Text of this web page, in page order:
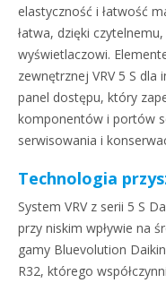
elastyczność i łatwość
łatwa, dzięki
wyświetlaczowi.
zewnętrznej VRV 5 S
panel dostępu, który
komponentów i portów
serwisowania i
Technologia
System VRV z serii 5 S
przy niskim wpływie na
gamy Bluevolution
R32, którego